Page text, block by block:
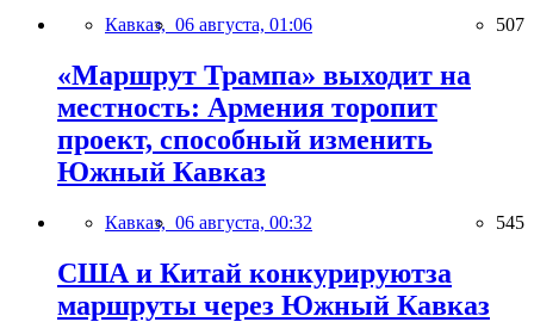
Кавказ, 06 августа, 01:06 507
«Маршрут Трампа» выходит на
местность: Армения торопит
проект, способный изменить
Южный Кавказ
Кавказ, 06 августа, 00:32 545
США и Китай конкурируютза
маршруты через Южный Кавказ